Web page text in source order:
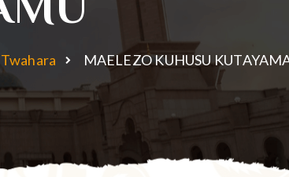
MAELEZO KUHUSU